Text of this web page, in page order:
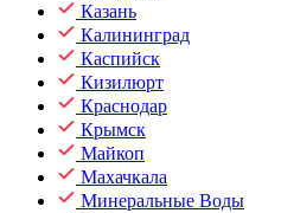
Казань
Калининград
Каспийск
Кизилюрт
Краснодар
Крымск
Майкоп
Махачкала
Минеральные Воды